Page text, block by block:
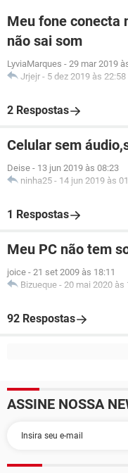
Meu fone conecta
não sai som
LyviaMarques - 29 mar 2019
Jrjejr - 5 dez 2019 às 22:58
2 Respostas
Celular sem
Deise - 13 jun 2019 às 08:23
ninha25 - 14 jun 2019 às
1 Respostas
Meu PC não tem
joice - 21 set 2009 às 18:11
Bizueque - 20 mai 2020 às
92 Respostas
ASSINE NOSSA